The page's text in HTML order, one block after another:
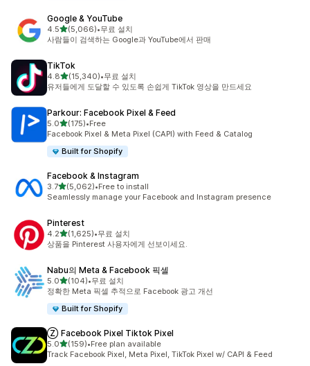
Google & YouTube
4.5별 5개 중
(5,066)
총 리뷰 5066개
•무료 설치
사람들이 검색하는 Google과 YouTube에서 판매
TikTok
4.8별 5개 중
(15,340)
총 리뷰 15340개
•무료 설치
유저들에게 도달할 수 있도록 손쉽게 TikTok 영상을 만드세요
Parkour: Facebook Pixel & Feed
5.0별 5개 중
(175)
총 리뷰 175개
•Free
Facebook Pixel & Meta Pixel (CAPI) with Feed & Catalog
Built for Shopify
Facebook & Instagram
3.7별 5개 중
(5,062)
총 리뷰 5062개
•Free to install
Seamlessly manage your Facebook and Instagram presence
Pinterest
4.2별 5개 중
(1,625)
총 리뷰 1625개
•무료 설치
상품을 Pinterest 사용자에게 선보이세요.
Nabu의 Meta & Facebook 픽셀
5.0별 5개 중
(104)
총 리뷰 104개
•무료 설치
정확한 Meta 픽셀 추적으로 Facebook 광고 개선
Built for Shopify
Ⓩ Facebook Pixel Tiktok Pixel
5.0별 5개 중
(159)
총 리뷰 159개
•Free plan available
Track Facebook Pixel, Meta Pixel, TikTok Pixel w/ CAPI & Feed